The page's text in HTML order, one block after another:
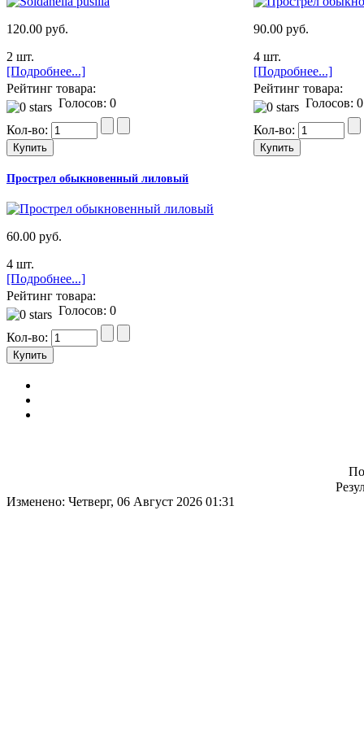
120.00 руб.
2 шт.
[Подробнее...]
Рейтинг товара:
Голосов: 0
Кол-во:
90.00 руб.
4 шт.
[Подробнее...]
Рейтинг товара:
Голосов: 0
Кол-во:
Прострел обыкновенный лиловый
60.00 руб.
4 шт.
[Подробнее...]
Рейтинг товара:
Голосов: 0
Кол-во:
Изменено: Четверг, 06 Август 2026 01:31